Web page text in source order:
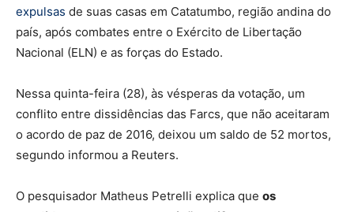
expulsas de suas casas em Catatumbo, região andina do
país, após combates entre o Exército de Libertação
Nacional (ELN) e as forças do Estado.
Nessa quinta-feira (28), às vésperas da votação, um
conflito entre dissidências das Farcs, que não aceitaram
o acordo de paz de 2016, deixou um saldo de 52 mortos,
segundo informou a Reuters.
O pesquisador Matheus Petrelli explica que os